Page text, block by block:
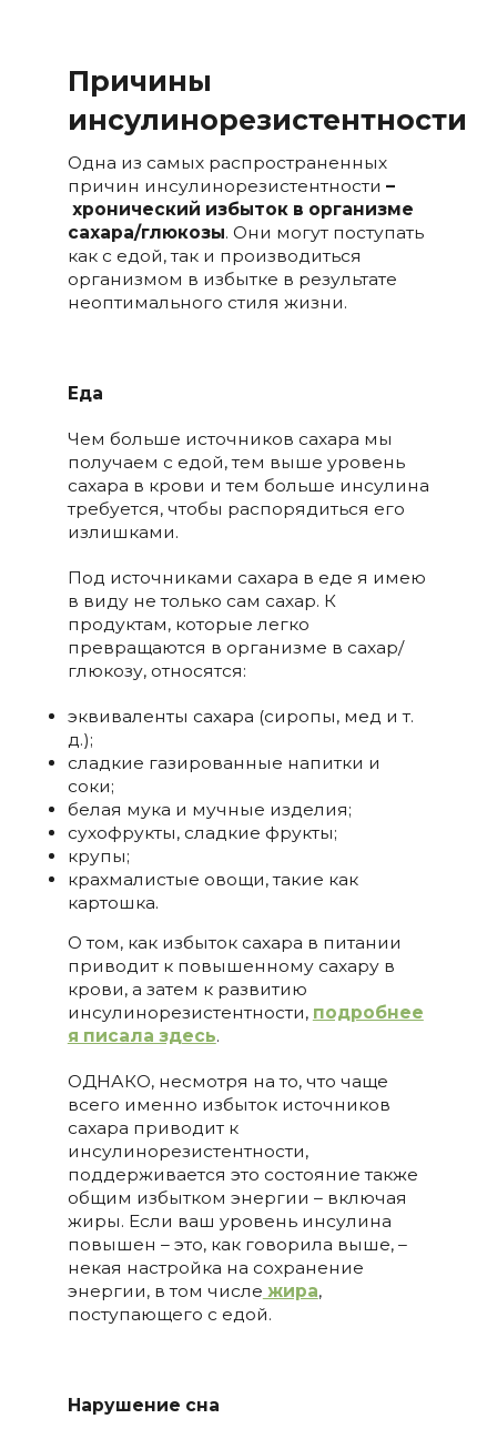
Причины
инсулинорезистентности
Одна из самых распространенных
причин инсулинорезистентности –
хронический избыток в организме
сахара/глюкозы. Они могут поступать
как с едой, так и производиться
организмом в избытке в результате
неоптимального стиля жизни.
Еда
Чем больше источников сахара мы
получаем с едой, тем выше уровень
сахара в крови и тем больше инсулина
требуется, чтобы распорядиться его
излишками.
Под источниками сахара в еде я имею
в виду не только сам сахар. К
продуктам, которые легко
превращаются в организме в сахар/
глюкозу, относятся:
эквиваленты сахара (сиропы, мед и т.
д.);
сладкие газированные напитки и
соки;
белая мука и мучные изделия;
сухофрукты, сладкие фрукты;
крупы;
крахмалистые овощи, такие как
картошка.
О том, как избыток сахара в питании
приводит к повышенному сахару в
крови, а затем к развитию
инсулинорезистентности, подробнее
я писала здесь.
ОДНАКО, несмотря на то, что чаще
всего именно избыток источников
сахара приводит к
инсулинорезистентности,
поддерживается это состояние также
общим избытком энергии – включая
жиры. Если ваш уровень инсулина
повышен – это, как говорила выше, –
некая настройка на сохранение
энергии, в том числе жира,
поступающего с едой.
Нарушение сна